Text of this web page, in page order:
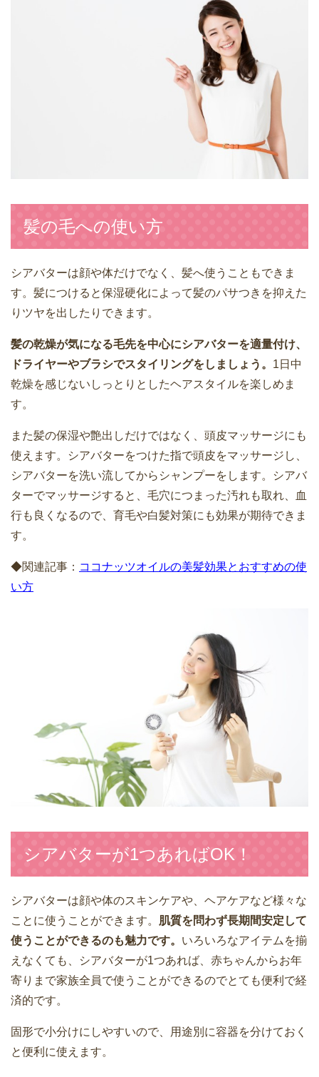
髪の毛への使い方
シアバターは顔や体だけでなく、髪へ使うこともできま
す。髪につけると保湿硬化によって髪のパサつきを抑えた
りツヤを出したりできます。
髪の乾燥が気になる毛先を中心にシアバターを適量付け、
ドライヤーやブラシでスタイリングをしましょう。 1日中
乾燥を感じないしっとりとしたヘアスタイルを楽しめま
す。
また髪の保湿や艶出しだけではなく、頭皮マッサージにも
使えます。シアバターをつけた指で頭皮をマッサージし、
シアバターを洗い流してからシャンプーをします。シアバ
ターでマッサージすると、毛穴につまった汚れも取れ、血
行も良くなるので、育毛や白髪対策にも効果が期待できま
す。
◆関連記事： ココナッツオイルの美髪効果とおすすめの使
い方
シアバターが1つあればOK！
シアバターは顔や体のスキンケアや、ヘアケアなど様々な
ことに使うことができます。 肌質を問わず長期間安定して
使うことができるのも魅力です。 いろいろなアイテムを揃
えなくても、シアバターが1つあれば、赤ちゃんからお年
寄りまで家族全員で使うことができるのでとても便利で経
済的です。
固形で小分けにしやすいので、用途別に容器を分けておく
と便利に使えます。